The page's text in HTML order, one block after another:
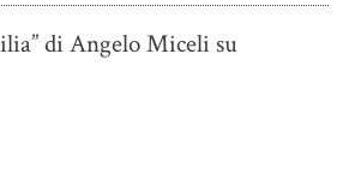
di Angelo Miceli su